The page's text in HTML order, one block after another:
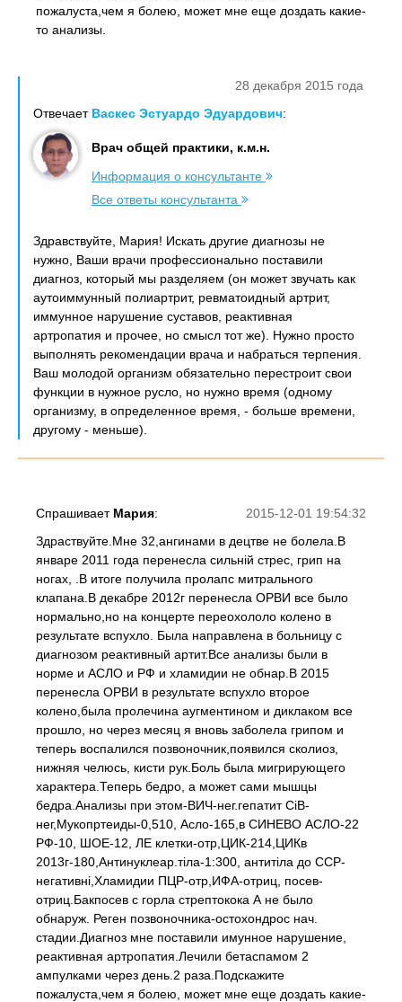
пожалуста,чем я болею, может мне еще доздать какие-
то анализы.
28 декабря 2015 года
Отвечает Васкес Эстуардо Эдуардович:
Врач общей практики, к.м.н.
Информация о консультанте
Все ответы консультанта
Здравствуйте, Мария! Искать другие диагнозы не
нужно, Ваши врачи профессионально поставили
диагноз, который мы разделяем (он может звучать как
аутоиммунный полиартрит, ревматоидный артрит,
иммунное нарушение суставов, реактивная
артропатия и прочее, но смысл тот же). Нужно просто
выполнять рекомендации врача и набраться терпения.
Ваш молодой организм обязательно перестроит свои
функции в нужное русло, но нужно время (одному
организму, в определенное время, - больше времени,
другому - меньше).
2015-12-01 19:54:32
Спрашивает Мария:
Здраствуйте.Мне 32,ангинами в децтве не болела.В
январе 2011 года перенесла сильній стрес, грип на
ногах, .В итоге получила пролапс митрального
клапана.В декабре 2012г перенесла ОРВИ все было
нормально,но на концерте переохололо колено в
результате вспухло. Была направлена в больницу с
диагнозом реактивный артит.Все анализы были в
норме и АСЛО и РФ и хламидии не обнар.В 2015
перенесла ОРВИ в результате вспухло второе
колено,была пролечина аугментином и диклаком все
прошло, но через месяц я вновь заболела грипом и
теперь воспалился позвоночник,появился сколиоз,
нижняя челюсь, кисти рук.Боль была мигрирующего
характера.Теперь бедро, а может сами мышцы
бедра.Анализы при этом-ВИЧ-нег.гепатит СіВ-
нег,Мукопртеиды-0,510, Асло-165,в СИНЕВО АСЛО-22
РФ-10, ШОЕ-12, ЛЕ клетки-отр,ЦИК-214,ЦИКв
2013г-180,Антинуклеар.тіла-1:300, антитіла до ССР-
негативні,Хламидии ПЦР-отр,ИФА-отриц, посев-
отриц.Бакпосев с горла стрептокока А не было
обнаруж. Реген позвоночника-остохондрос нач.
стадии.Диагноз мне поставили имунное нарушение,
реактивная артропатия.Лечили бетаспамом 2
ампулками через день.2 раза.Подскажите
пожалуста,чем я болею, может мне еще доздать какие-